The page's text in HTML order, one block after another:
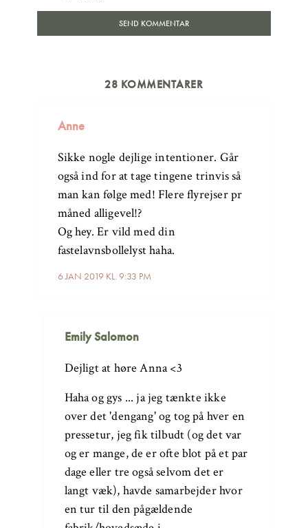
28 KOMMENTARER
Anne
6 JAN 2019 KL. 9:33 PM
Sikke nogle dejlige intentioner. Går
også ind for at tage tingene trinvis så
man kan følge med! Flere flyrejser pr
måned alligevel!?
Og hey. Er vild med din
fastelavnsbollelyst haha.
Emily Salomon
Dejligt at høre Anna <3
Haha og gys ... ja jeg tænkte ikke
over det 'dengang' og tog på hver en
pressetur, jeg fik tilbudt (og det var
og er mange, de er ofte blot på et par
dage eller tre også selvom det er
langt væk), havde samarbejder hvor
en tur til den pågældende